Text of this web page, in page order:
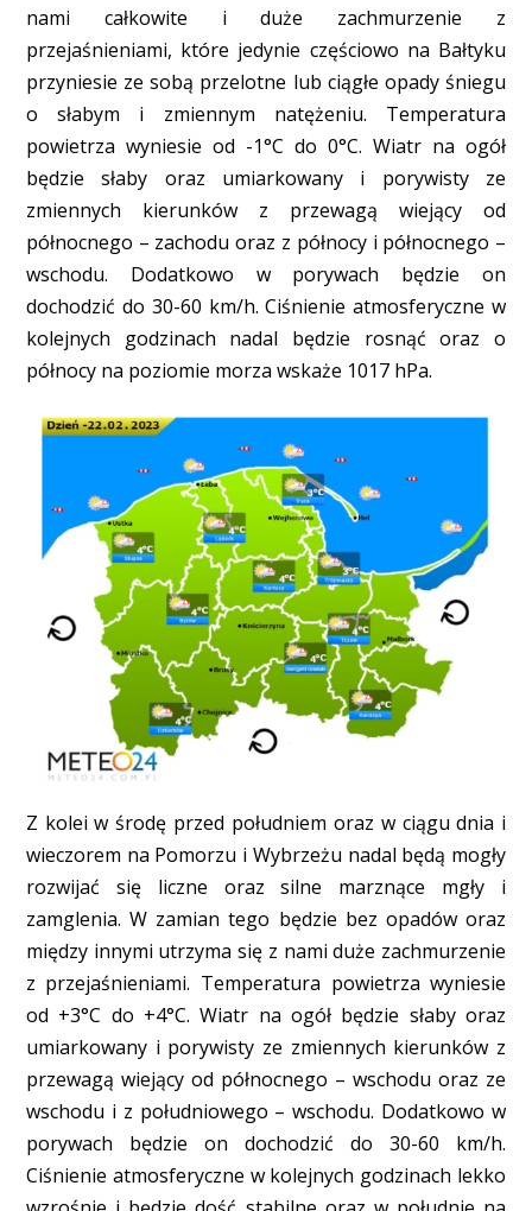
nami całkowite i duże zachmurzenie z
przejaśnieniami, które jedynie częściowo na Bałtyku
przyniesie ze sobą przelotne lub ciągłe opady śniegu
o słabym i zmiennym natężeniu. Temperatura
powietrza wyniesie od -1°C do 0°C. Wiatr na ogół
będzie słaby oraz umiarkowany i porywisty ze
zmiennych kierunków z przewagą wiejący od
północnego – zachodu oraz z północy i północnego –
wschodu. Dodatkowo w porywach będzie on
dochodzić do 30-60 km/h. Ciśnienie atmosferyczne w
kolejnych godzinach nadal będzie rosnąć oraz o
północy na poziomie morza wskaże 1017 hPa.
Z kolei w środę przed południem oraz w ciągu dnia i
wieczorem na Pomorzu i Wybrzeżu nadal będą mogły
rozwijać się liczne oraz silne marznące mgły i
zamglenia. W zamian tego będzie bez opadów oraz
między innymi utrzyma się z nami duże zachmurzenie
z przejaśnieniami. Temperatura powietrza wyniesie
od +3°C do +4°C. Wiatr na ogół będzie słaby oraz
umiarkowany i porywisty ze zmiennych kierunków z
przewagą wiejący od północnego – wschodu oraz ze
wschodu i z południowego – wschodu. Dodatkowo w
porywach będzie on dochodzić do 30-60 km/h.
Ciśnienie atmosferyczne w kolejnych godzinach lekko